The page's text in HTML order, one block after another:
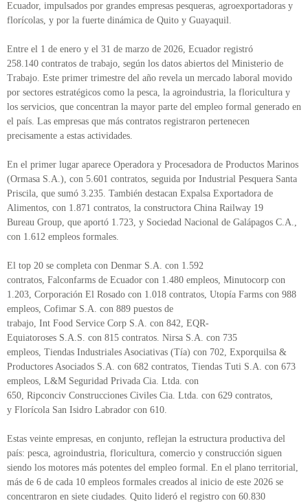
Ecuador, impulsados por grandes empresas pesqueras, agroexportadoras y
florícolas, y por la fuerte dinámica de Quito y Guayaquil.
Entre el 1 de enero y el 31 de marzo de 2026, Ecuador registró
258.140 contratos de trabajo, según los datos abiertos del Ministerio de
Trabajo. Este primer trimestre del año revela un mercado laboral movido
por sectores estratégicos como la pesca, la agroindustria, la floricultura y
los servicios, que concentran la mayor parte del empleo formal generado en
el país. Las empresas que más contratos registraron pertenecen
precisamente a estas actividades.
En el primer lugar aparece Operadora y Procesadora de Productos Marinos
(Ormasa S.A.), con 5.601 contratos, seguida por Industrial Pesquera Santa
Priscila, que sumó 3.235. También destacan Expalsa Exportadora de
Alimentos, con 1.871 contratos, la constructora China Railway 19
Bureau Group, que aportó 1.723, y Sociedad Nacional de Galápagos C.A.,
con 1.612 empleos formales.
El top 20 se completa con Denmar S.A. con 1.592
contratos, Falconfarms de Ecuador con 1.480 empleos, Minutocorp con
1.203, Corporación El Rosado con 1.018 contratos, Utopía Farms con 988
empleos, Cofimar S.A. con 889 puestos de
trabajo, Int Food Service Corp S.A. con 842, EQR-
Equiatoroses S.A.S. con 815 contratos. Nirsa S.A. con 735
empleos, Tiendas Industriales Asociativas (Tía) con 702, Exporquilsa &
Productores Asociados S.A. con 682 contratos, Tiendas Tuti S.A. con 673
empleos, L&M Seguridad Privada Cia. Ltda. con
650, Ripconciv Construcciones Civiles Cia. Ltda. con 629 contratos,
y Florícola San Isidro Labrador con 610.
Estas veinte empresas, en conjunto, reflejan la estructura productiva del
país: pesca, agroindustria, floricultura, comercio y construcción siguen
siendo los motores más potentes del empleo formal. En el plano territorial,
más de 6 de cada 10 empleos formales creados al inicio de este 2026 se
concentraron en siete ciudades. Quito lideró el registro con 60.830